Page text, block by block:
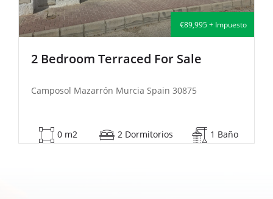
€135,000 + Impuesto
2 Bedroom Semi-Detached For Sale
Camposol Mazarrón Murcia Spain 30875
53 m2 2 Dormitorios 1 Baño